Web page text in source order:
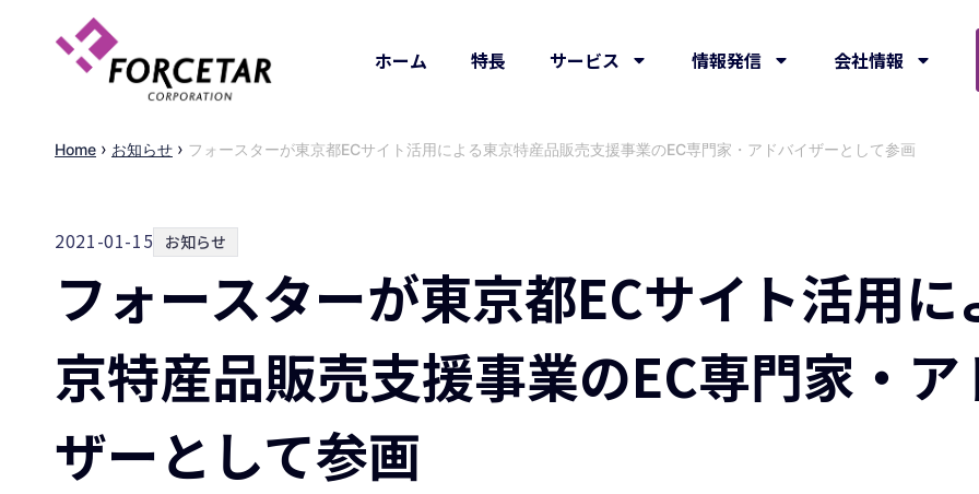
ホーム 特長 サービス 情報発信 会社情報
Home › お知らせ › フォースターが東京都ECサイト活用による東京特産品販売支援事業のEC専門家・アドバイザーとして参画
2021-01-15 お知らせ
フォースターが東京都ECサイト活用に
京特産品販売支援事業のEC専門家・
ザーとして参画